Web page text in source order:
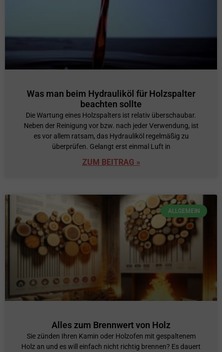
Was man beim Hydrauliköl für Holzspalter
beachten sollte
Die Wartung eines Holzspalters ist relativ überschaubar.
Neben der Reinigung vor bzw. nach jeder Verwendung, ist
es vor allem ratsam, das Hydrauliköl regelmäßig zu
überprüfen. Gelangt erst einmal Luft in
ZUM BEITRAG »
ALLGEMEIN
Alles zum Brennwert von Holz
Sie zünden Ihren Kamin oder Holzofen mit gespaltenem
Holz an und es will einfach nicht richtig brennen? Es dauert